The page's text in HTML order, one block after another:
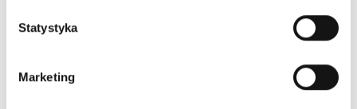
Statystyka
Marketing